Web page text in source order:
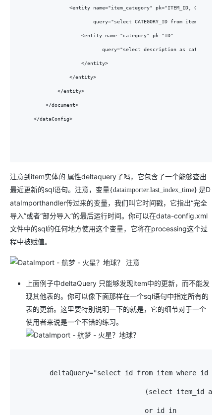
<entity name="item_category" pk="ITEM_ID,
query="select CATEGORY_ID from
                <entity name="category" pk="ID"
query="select description as
                </entity>
            </entity>
        </entity>
    </document>
</dataConfig>
注意到item实体的 属性deltaquery了吗，它包含了一个能够查出
最近更新的sql语句。注意，变量{dataimporter.last_index_time} 是D
ataImporthandler传过来的变量，我们叫它时间戳，它指出“完全
导入”或者“部分导入”的最后运行时间。你可以在data-config.xml
文件中的sql的任何地方使用这个变量，它将在processing这个过
程中被赋值。
注意
上面例子中deltaQuery 只能够发现item中的更新，而不能发
现其他表的。你可以像下面那样在一个sql语句中指定所有的
表的更新。这里要特别说明一下的就是，它的细节对于一个
使用者来说是一个不错的练习。
        deltaQuery="select id from item where id in
(select item_id
                                or id in